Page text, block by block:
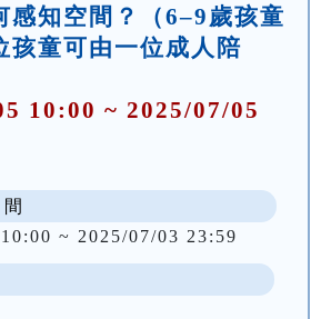
知空間？（6–9歲孩童
孩童可由一位成人陪
10:00 ~ 2025/07/05
~ 2025/07/03 23:59